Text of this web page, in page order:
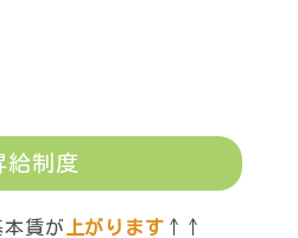
給制度
賃が 上がります ↑↑